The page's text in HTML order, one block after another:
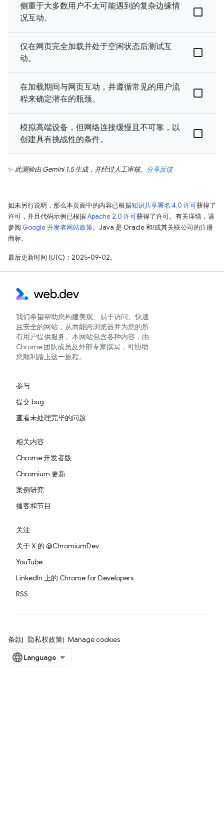
侧重于大多数用户不太可能遇到的复杂边缘情
况互动。
仅在网页完全加载并处于空闲状态后测试互
动。
在加载期间与网页互动，并遵循常见的用户流
程来确定潜在的瓶颈。
模拟高端设备，但网络连接缓慢且不可靠，以
创建具有挑战性的条件。
✨ 此测验由 Gemini 1.5 生成，并经过人工审核。 分享反馈
如未另行说明，那么本页面中的内容已根据知识共享署名 4.0 许可获得了
许可，并且代码示例已根据Apache 2.0 许可获得了许可。有关详情，请
参阅 Google 开发者网站政策。Java 是 Oracle 和/或其关联公司的注册
商标。
最后更新时间 (UTC)：2025-09-02。
我们希望帮助您构建美观、易于访问、快速
且安全的网站，从而能跨浏览器并为您的所
有用户提供服务。本网站包含各种内容，由
Chrome 团队成员及外部专家撰写，可协助
您顺利踏上这一旅程。
参与
提交 bug
查看未处理完毕的问题
相关内容
Chrome 开发者版
Chromium 更新
案例研究
播客和节目
关注
关于 X 的 @ChromiumDev
YouTube
LinkedIn 上的 Chrome for Developers
RSS
条款 隐私权政策 Manage cookies